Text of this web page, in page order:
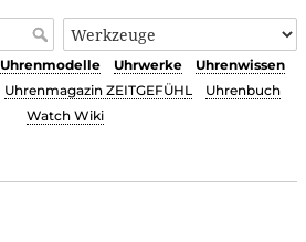
Uhrenmodelle Uhrwerke
Uhrenwissen
Uhrenmagazin ZEITGEFÜHL
Uhrenbuch
Watch Wiki